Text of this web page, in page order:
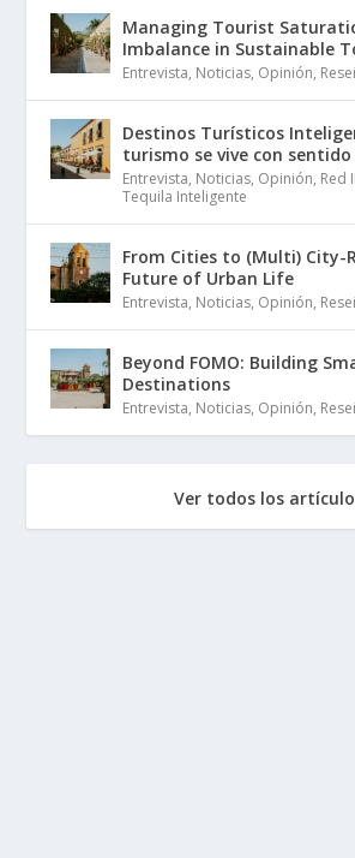
Managing Tourist
Imbalance in Sustainable
Entrevista, Noticias, Opinión,
Destinos Turísticos
turismo se vive con sentido
Entrevista, Noticias, Opinión, Red
Tequila Inteligente
From Cities to (Multi) City-
Future of Urban Life
Entrevista, Noticias, Opinión,
Beyond FOMO: Building
Destinations
Entrevista, Noticias, Opinión,
Ver todos los